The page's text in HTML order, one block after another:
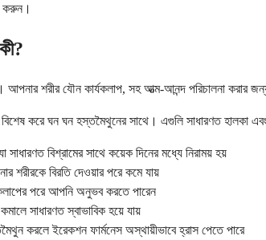
করুন।
শরীর যৌন কার্যকলাপ, সহ আত্ম-আনন্দ পরিচালনা করার
করে ঘন ঘন হস্তমৈথুনের সাথে। এগুলি সাধারণত হালকা
সাধারণত বিশ্রামের সাথে কয়েক দিনের মধ্যে নিরাময় হয়
শরীরকে বিরতি দেওয়ার পরে কমে যায়
পরে আপনি অনুভব করতে পারেন
সাধারণত স্বাভাবিক হয়ে যায়
করলে ইরেকশন ফার্মনেস অস্থায়ীভাবে হ্রাস পেতে পারে